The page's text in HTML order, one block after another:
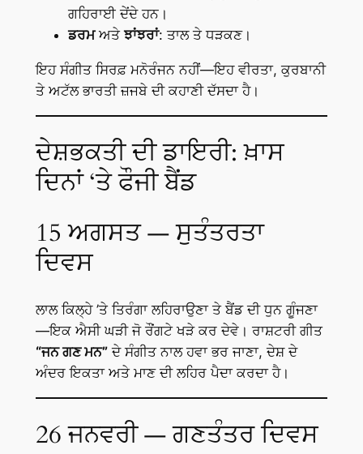
ਗਹਿਰਾਈ ਦੇਂਦੇ ਹਨ।
ਡਰਮਅਤੇਝਾਂਝਰਾਂ: ਤਾਲ ਤੇ ਧੜਕਣ।
ਇਹ ਸੰਗੀਤ ਸਿਰਫ਼ ਮਨੋਰੰਜਨ ਨਹੀਂ—ਇਹ ਵੀਰਤਾ, ਕੁਰਬਾਨੀ
ਤੇ ਅਟੱਲ ਭਾਰਤੀ ਜ਼ਜਬੇ ਦੀ ਕਹਾਣੀ ਦੱਸਦਾ ਹੈ।
ਦੇਸ਼ਭਕਤੀ ਦੀ ਡਾਇਰੀ: ਖ਼ਾਸ
ਦਿਨਾਂ ‘ਤੇ ਫੌਜੀ ਬੈਂਡ
15 ਅਗਸਤ — ਸੁਤੰਤਰਤਾ
ਦਿਵਸ
ਲਾਲ ਕਿਲ੍ਹੇ ’ਤੇ ਤਿਰੰਗਾ ਲਹਿਰਾਉਣਾ ਤੇ ਬੈਂਡ ਦੀ ਧੁਨ ਗੂੰਜਣਾ
—ਇਕ ਐਸੀ ਘੜੀ ਜੋ ਰੌਂਗਟੇ ਖੜੇ ਕਰ ਦੇਵੇ। ਰਾਸ਼ਟਰੀ ਗੀਤ
“ਜਨ ਗਣ ਮਨ”ਦੇ ਸੰਗੀਤ ਨਾਲ ਹਵਾ ਭਰ ਜਾਣਾ, ਦੇਸ਼ ਦੇ
ਅੰਦਰ ਇਕਤਾ ਅਤੇ ਮਾਣ ਦੀ ਲਹਿਰ ਪੈਦਾ ਕਰਦਾ ਹੈ।
26 ਜਨਵਰੀ — ਗਣਤੰਤਰ ਦਿਵਸ